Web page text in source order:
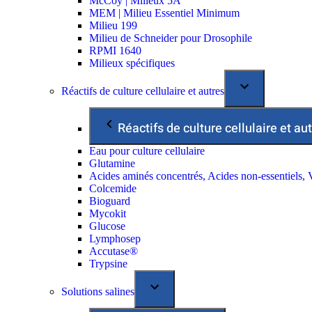
MEM | Milieu Essentiel Minimum
Milieu 199
Milieu de Schneider pour Drosophile
RPMI 1640
Milieux spécifiques
Réactifs de culture cellulaire et autres
Réactifs de culture cellulaire et
Eau pour culture cellulaire
Glutamine
Acides aminés concentrés, Acides non-essentiels,
Colcemide
Bioguard
Mycokit
Glucose
Lymphosep
Accutase®
Trypsine
Solutions salines